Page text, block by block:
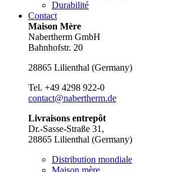
Durabilité
Contact
Maison Mère
Nabertherm GmbH
Bahnhofstr. 20
28865 Lilienthal (Germany)
Tel. +49 4298 922-0
contact@nabertherm.de
Livraisons entrepôt
Dr.-Sasse-Straße 31,
28865 Lilienthal (Germany)
Distribution mondiale
Maison mère